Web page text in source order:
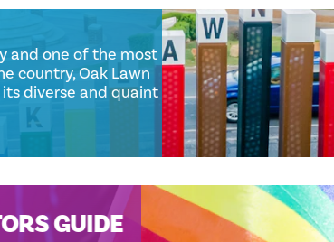
and one of the most
country, Oak Lawn
its diverse and quaint
GUIDE